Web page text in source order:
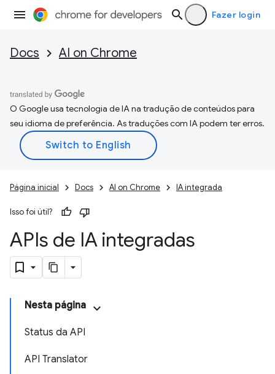
Fazer login
Docs AI on Chrome
O Google usa tecnologia de IA na tradução de conteúdos para
seu idioma de preferência. As traduções com IA podem ter erros.
Página inicial Docs AI on Chrome IA integrada
Isso foi útil?
APIs de IA integradas
Nesta página
Status da API
API Translator